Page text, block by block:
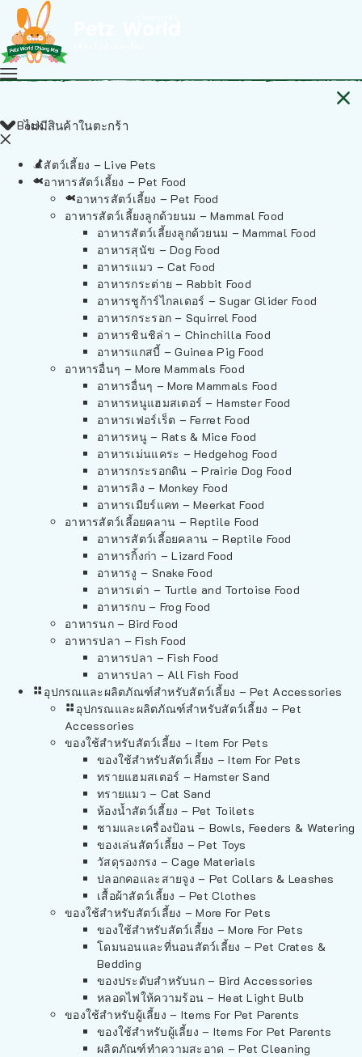
ไม่มีสินค้าในตะกร้า
Back
สัตว์เลี้ยง – Live Pets
อาหารสัตว์เลี้ยง – Pet Food
อาหารสัตว์เลี้ยง – Pet Food
อาหารสัตว์เลี้ยงลูกด้วยนม – Mammal Food
อาหารสัตว์เลี้ยงลูกด้วยนม – Mammal Food
อาหารสุนัข – Dog Food
อาหารแมว – Cat Food
อาหารกระต่าย – Rabbit Food
อาหารชูก้าร์ไกลเดอร์ – Sugar Glider Food
อาหารกระรอก – Squirrel Food
อาหารชินชิล่า – Chinchilla Food
อาหารแกสบี้ – Guinea Pig Food
อาหารอื่นๆ – More Mammals Food
อาหารอื่นๆ – More Mammals Food
อาหารหนูแฮมสเตอร์ – Hamster Food
อาหารเฟอร์เร็ต – Ferret Food
อาหารหนู – Rats & Mice Food
อาหารเม่นแคระ – Hedgehog Food
อาหารกระรอกดิน – Prairie Dog Food
อาหารลิง – Monkey Food
อาหารเมียร์แคท – Meerkat Food
อาหารสัตว์เลี้อยคลาน – Reptile Food
อาหารสัตว์เลี้อยคลาน – Reptile Food
อาหารกิ้งก่า – Lizard Food
อาหารงู – Snake Food
อาหารเต่า – Turtle and Tortoise Food
อาหารกบ – Frog Food
อาหารนก – Bird Food
อาหารปลา – Fish Food
อาหารปลา – Fish Food
อาหารปลา – All Fish Food
อุปกรณและผลิตภัณฑ์สำหรับสัตว์เลี้ยง – Pet Accessories
อุปกรณและผลิตภัณฑ์สำหรับสัตว์เลี้ยง – Pet
Accessories
ของใช้สำหรับสัตว์เลี้ยง – Item For Pets
ของใช้สำหรับสัตว์เลี้ยง – Item For Pets
ทรายแฮมสเตอร์ – Hamster Sand
ทรายแมว – Cat Sand
ห้องน้ำสัตว์เลี้ยง – Pet Toilets
ชามและเครื่องป้อน – Bowls, Feeders & Watering
ของเล่นสัตว์เลี้ยง – Pet Toys
วัสดุรองกรง – Cage Materials
ปลอกคอและสายจูง – Pet Collars & Leashes
เสื้อผ้าสัตว์เลี้ยง – Pet Clothes
ของใช้สำหรับสัตว์เลี้ยง – More For Pets
ของใช้สำหรับสัตว์เลี้ยง – More For Pets
โดมนอนและที่นอนสัตว์เลี้ยง – Pet Crates &
Bedding
ของประดับสำหรับนก – Bird Accessories
หลอดไฟให้ความร้อน – Heat Light Bulb
ของใช้สำหรับผู้เลี้ยง – Items For Pet Parents
ของใช้สำหรับผู้เลี้ยง – Items For Pet Parents
ผลิตภัณฑ์ทำความสะอาด – Pet Cleaning